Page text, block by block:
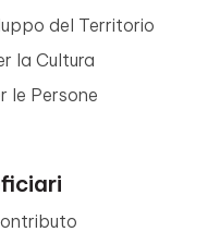
del Territorio
la Cultura
le Persone